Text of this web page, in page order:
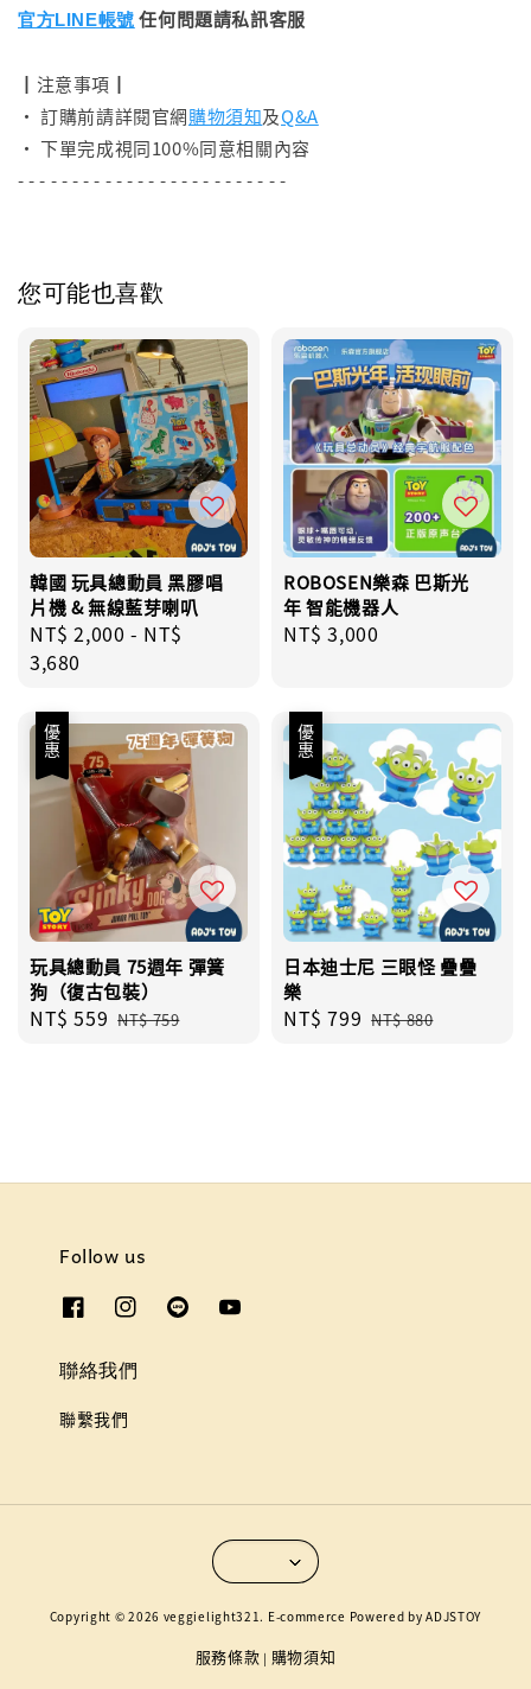
官方LINE帳號 任何問題請私訊客服
┃注意事項┃
• 訂購前請詳閱官網購物須知及Q&A
• 下單完成視同100%同意相關內容
- - - - - - - - - - - - - - - - - - - - - - - - -
您可能也喜歡
韓國 玩具總動員 黑膠唱
片機 & 無線藍芽喇叭
Regular
price
NT$ 2,000 - NT$
3,680
ROBOSEN樂森 巴斯光
年 智能機器人
Regular
NT$ 3,000
優惠
玩具總動員 75週年 彈簧
狗（復古包裝）
Sale
NT$ 559 Regular
NT$ 759
優惠
日本迪士尼 三眼怪 疊疊
樂
Sale
NT$ 799 Regular
NT$ 880
Follow us
聯絡我們
聯繫我們
Copyright © 2026 veggielight321. E-commerce Powered by ADJSTOY
服務條款 | 購物須知